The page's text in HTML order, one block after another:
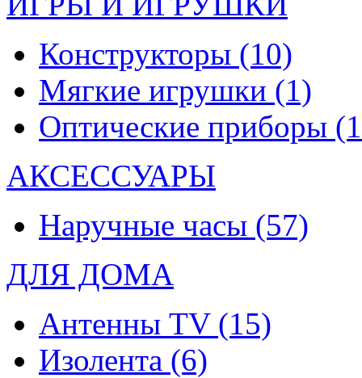
Конструкторы (10)
Мягкие игрушки (1)
Оптические приборы
АКСЕССУАРЫ
Наручные часы (57)
ДЛЯ ДОМА
Антенны TV (15)
Изолента (6)